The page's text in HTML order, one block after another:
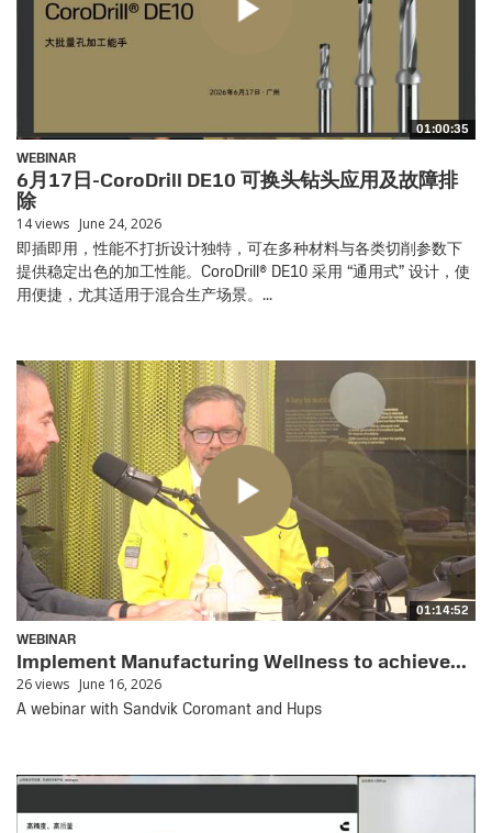
01:00:35
WEBINAR
6月17日-CoroDrill DE10 可换头钻头应用及故障排
除
14 views June 24, 2026
即插即用，性能不打折设计独特，可在多种材料与各类切削参数下
提供稳定出色的加工性能。CoroDrill® DE10 采用 “通用式” 设计，使
用便捷，尤其适用于混合生产场景。...
01:14:52
WEBINAR
Implement Manufacturing Wellness to achieve...
26 views June 16, 2026
A webinar with Sandvik Coromant and Hups